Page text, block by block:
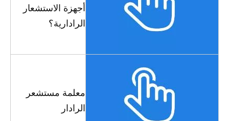
أجهزة الاستشعار
الرادارية؟
معلمة مستشعر
الرادار